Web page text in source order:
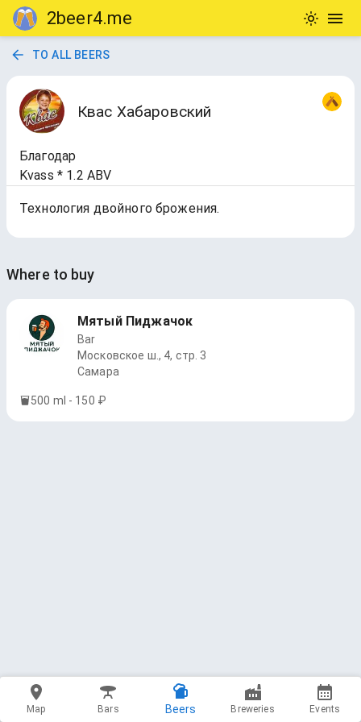
2beer4.me
TO ALL BEERS
Квас Хабаровский
Благодар
Kvass * 1.2 ABV
Технология двойного брожения.
Where to buy
Мятый Пиджачок
Bar
Московское ш., 4, стр. 3
Самара
500 ml - 150 ₽
Map Bars Beers Breweries Events